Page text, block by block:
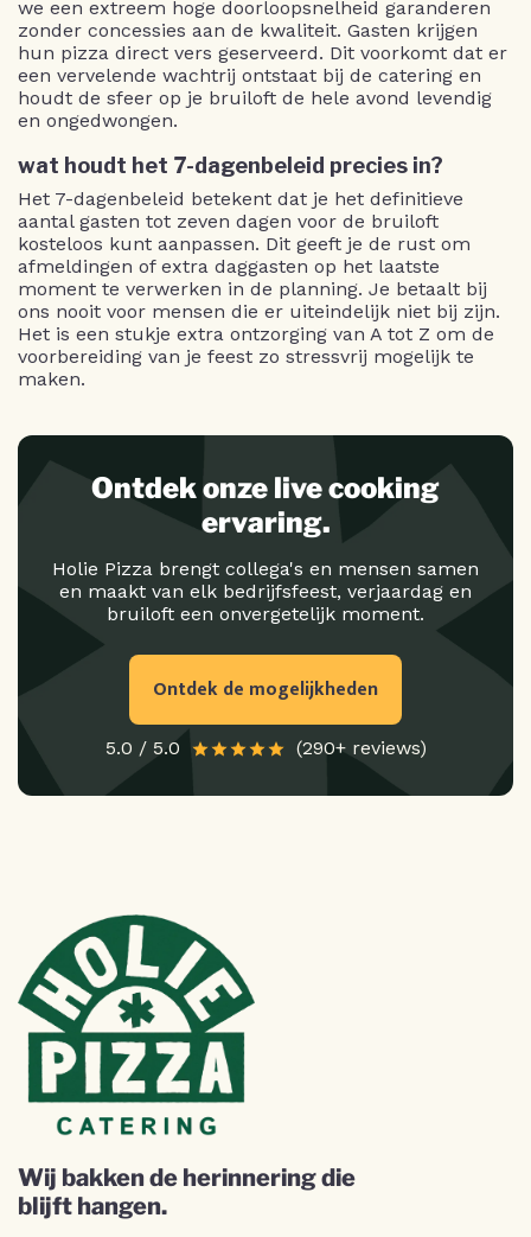
we een extreem hoge doorloopsnelheid garanderen
zonder concessies aan de kwaliteit. Gasten krijgen
hun pizza direct vers geserveerd. Dit voorkomt dat er
een vervelende wachtrij ontstaat bij de catering en
houdt de sfeer op je bruiloft de hele avond levendig
en ongedwongen.
wat houdt het 7-dagenbeleid precies in?
Het 7-dagenbeleid betekent dat je het definitieve
aantal gasten tot zeven dagen voor de bruiloft
kosteloos kunt aanpassen. Dit geeft je de rust om
afmeldingen of extra daggasten op het laatste
moment te verwerken in de planning. Je betaalt bij
ons nooit voor mensen die er uiteindelijk niet bij zijn.
Het is een stukje extra ontzorging van A tot Z om de
voorbereiding van je feest zo stressvrij mogelijk te
maken.
Ontdek onze live cooking
ervaring.
Holie Pizza brengt collega's en mensen samen
en maakt van elk bedrijfsfeest, verjaardag en
bruiloft een onvergetelijk moment.
Ontdek de mogelijkheden
5.0 / 5.0 (290+ reviews)
Wij bakken de herinnering die
blijft hangen.